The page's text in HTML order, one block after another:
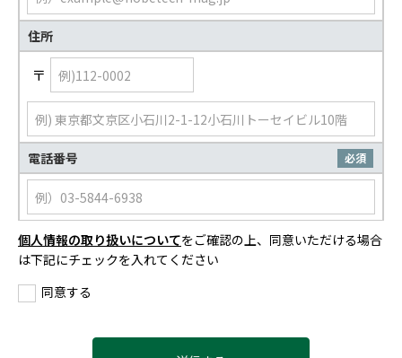
住所
〒
電話番号 必須
個人情報の取り扱いについてをご確認の上、同意いただける場合
は下記にチェックを入れてください
同意する